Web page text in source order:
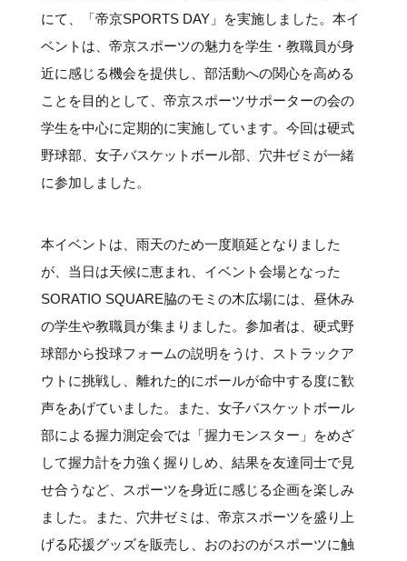
にて、「帝京SPORTS DAY」を実施しました。本イ
ベントは、帝京スポーツの魅力を学生・教職員が身
近に感じる機会を提供し、部活動への関心を高める
ことを目的として、帝京スポーツサポーターの会の
学生を中心に定期的に実施しています。今回は硬式
野球部、女子バスケットボール部、穴井ゼミが一緒
に参加しました。
本イベントは、雨天のため一度順延となりました
が、当日は天候に恵まれ、イベント会場となった
SORATIO SQUARE脇のモミの木広場には、昼休み
の学生や教職員が集まりました。参加者は、硬式野
球部から投球フォームの説明をうけ、ストラックア
ウトに挑戦し、離れた的にボールが命中する度に歓
声をあげていました。また、女子バスケットボール
部による握力測定会では「握力モンスター」をめざ
して握力計を力強く握りしめ、結果を友達同士で見
せ合うなど、スポーツを身近に感じる企画を楽しみ
ました。また、穴井ゼミは、帝京スポーツを盛り上
げる応援グッズを販売し、おのおのがスポーツに触